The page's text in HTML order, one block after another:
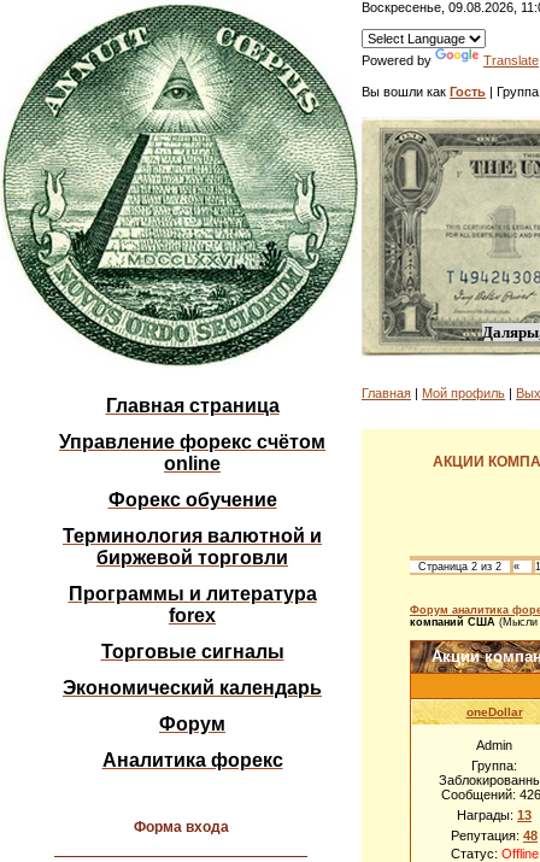
Главная страница
Управление форекс счётом
online
Форекс обучение
Терминология валютной и
биржевой торговли
Программы и литература
forex
Торговые сигналы
Экономический календарь
Форум
Аналитика форекс
Форма входа
Воскресенье, 09.08.2026,
Powered by Translate
Вы вошли как Гость |
Главная | Мой профиль |
АКЦИИ
Страница 2 из 2 « 1
Форум аналитика
компаний США (Мысли
Акции
oneDollar
Admin
Группа:
Сообщений:
Награды: 13
Репутация: 48
Статус: Offline